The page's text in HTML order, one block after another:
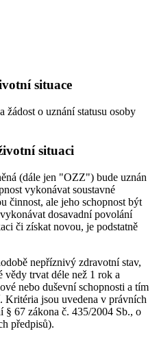
situace
žádost o uznání statusu osoby
situaci
(dále jen "OZZ") bude uznán
vykonávat soustavné
činnost, ale jeho schopnost být
dosavadní povolání
či získat novou, je podstatně
nepříznivý zdravotní stav,
vědy trvat déle než 1 rok a
nebo duševní schopnosti a tím
Kritéria jsou uvedena v právních
§ 67 zákona č. 435/2004 Sb., o
předpisů).